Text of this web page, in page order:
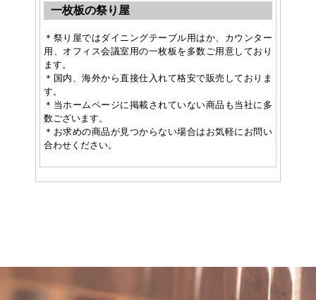
一枚板の祭り屋
＊祭り屋ではダイニングテーブル用はか、カウンター
用、オフィス会議室用の一枚板を多数ご用意しており
ます。
＊国内、海外から直接仕入れて格安で販売しておりま
す。
＊当ホームページに掲載されていない商品も当社に多
数ございます。
＊お求めの商品が見つからない場合はお気軽にお問い
合わせください。